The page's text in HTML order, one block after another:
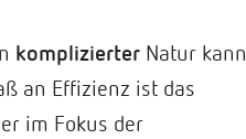
komplizierter Natur kann
an Effizienz ist das
im Fokus der